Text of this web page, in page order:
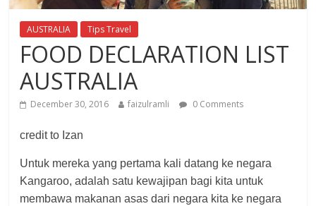
AUSTRALIA Tips Travel
FOOD DECLARATION LIST
AUSTRALIA
December 30, 2016 faizulramli 0 Comments
credit to Izan
Untuk mereka yang pertama kali datang ke negara
Kangaroo, adalah satu kewajipan bagi kita untuk
membawa makanan asas dari negara kita ke negara